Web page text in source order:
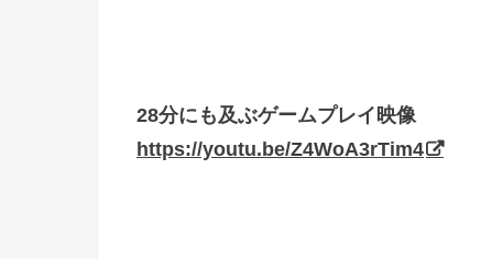
28分にも及ぶゲームプレイ映像
https://youtu.be/Z4WoA3rTim4